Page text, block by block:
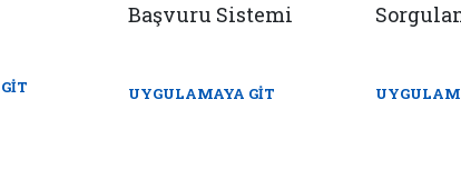
Başvuru Sistemi
UYGULAMAYA GİT